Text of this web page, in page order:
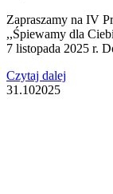
Zapraszamy na IV
,,Śpiewamy dla
7 listopada 2025 r.
Czytaj dalej
31.102025